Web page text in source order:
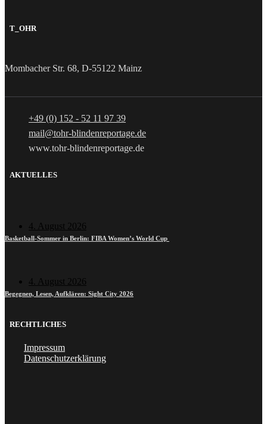
T_OHR
Mombacher Str. 68, D-55122 Mainz
+49 (0) 152 - 52 11 97 39
mail@tohr-blindenreportage.de
www.tohr-blindenreportage.de
AKTUELLES
4. August 2026
Basketball-Sommer in Berlin: FIBA Women’s World Cup
4. August 2026
Begegnen, Lesen, Aufklären: Sight City 2026
RECHTLICHES
Impressum
Datenschutzerklärung